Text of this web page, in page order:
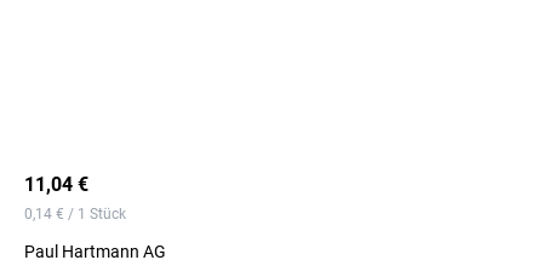
11,04 €
0,14 € / 1 Stück
Paul Hartmann AG